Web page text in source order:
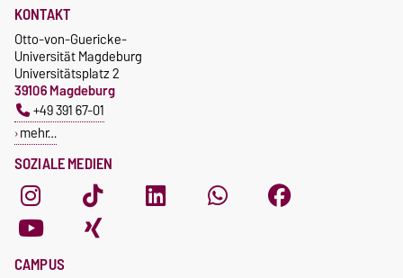
SOZIALE MEDIEN
KONTAKT
Otto-von-Guericke-
Universität Magdeburg
Universitätsplatz 2
39106 Magdeburg
+49 391 67-01
mehr…
CAMPUS